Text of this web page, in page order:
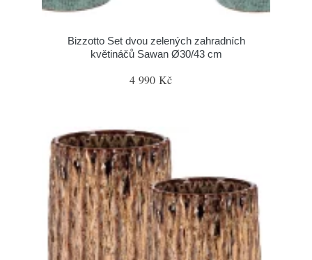
Bizzotto Set dvou zelených zahradních
květináčů Sawan Ø30/43 cm
4 990 Kč